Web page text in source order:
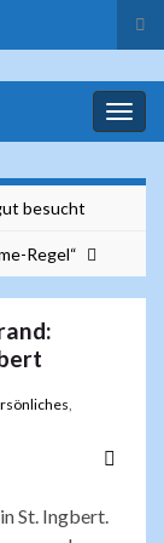
besucht
Regel“
in St. Ingbert.